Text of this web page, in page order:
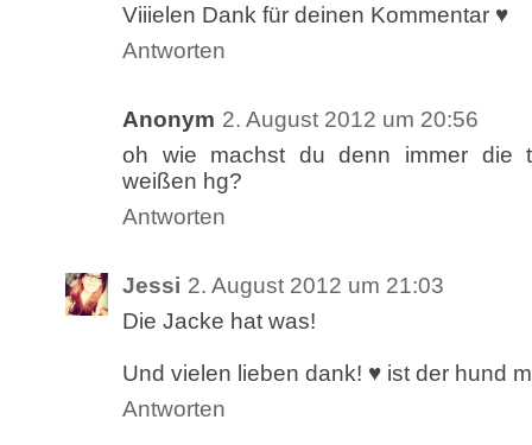
Viiielen Dank für deinen Kommentar ♥
Antworten
Anonym 2. August 2012 um 20:56
oh wie machst du denn immer die
weißen hg?
Antworten
Jessi 2. August 2012 um 21:03
Die Jacke hat was!
Und vielen lieben dank! ♥ ist der hund
Antworten